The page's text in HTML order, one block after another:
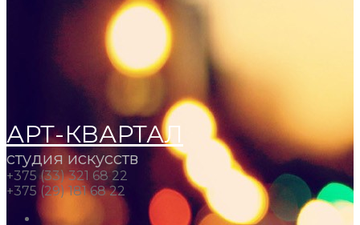
АРТ-КВАРТАЛ
студия искусств
+375 (33) 321 68 22
+375 (29) 181 68 22